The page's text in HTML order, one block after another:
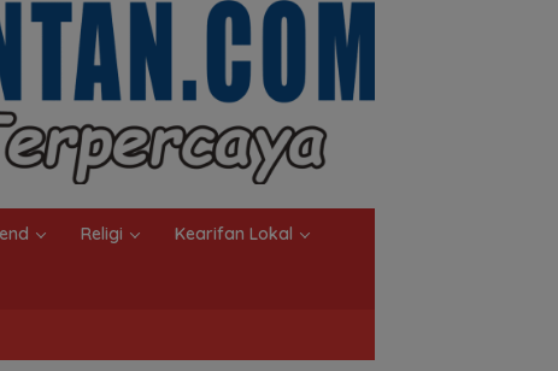
Religi Kearifan Lokal